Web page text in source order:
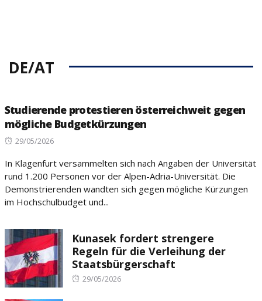
DE/AT
Studierende protestieren österreichweit gegen
mögliche Budgetkürzungen
Posted
29/05/2026
In Klagenfurt versammelten sich nach Angaben der Universität
rund 1.200 Personen vor der Alpen-Adria-Universität. Die
Demonstrierenden wandten sich gegen mögliche Kürzungen
im Hochschulbudget und...
Kunasek fordert strengere
Regeln für die Verleihung der
Staatsbürgerschaft
Posted
29/05/2026